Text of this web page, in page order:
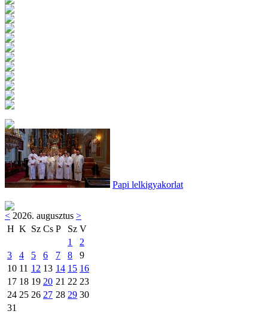
Papi lelkigyakorlat
< 2026. augusztus >
H K Sz Cs P Sz V
1
2
3
4 5 6 7 8
9
10 11 12 13 14 15 16
17 18 19 20 21 22 23
24 25 26 27 28 29 30
31